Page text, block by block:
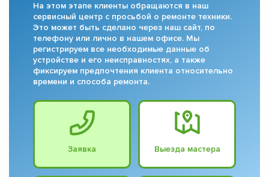
На этом этапе клиенты обращаются в наш
сервисный центр с просьбой о ремонте техники.
Это может быть сделано через наш сайт, по
телефону или лично в нашем офисе. Мы
регистрируем все необходимые данные об
устройстве и его неисправностях, а также
фиксируем предпочтения клиента относительно
времени и способа ремонта.
Заявка Выезда мастера